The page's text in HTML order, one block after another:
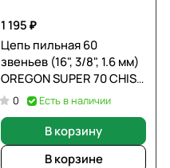
1 195 ₽
Цепь пильная 60
звеньев (16", 3/8", 1.6 мм)
OREGON SUPER 70 CHISE
75LGX060E
0 Есть в наличии
В корзину
В корзине